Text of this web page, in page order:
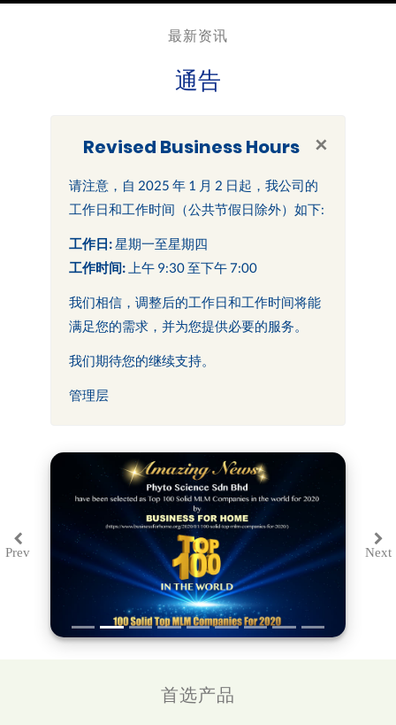
最新资讯
通告
×
Revised Business Hours
请注意，自 2025 年 1 月 2 日起，我公司的
工作日和工作时间（公共节假日除外）如下:
工作日:星期一至星期四
工作时间: 上午 9:30 至下午 7:00
我们相信，调整后的工作日和工作时间将能
满足您的需求，并为您提供必要的服务。
我们期待您的继续支持。
管理层
PrevPrevious Next
首选产品